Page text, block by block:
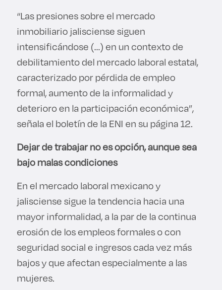
“Las presiones sobre el mercado
inmobiliario jalisciense siguen
intensificándose (...) en un contexto de
debilitamiento del mercado laboral estatal,
caracterizado por pérdida de empleo
formal, aumento de la informalidad y
deterioro en la participación económica”,
señala el boletín de la ENI en su página 12.
Dejar de trabajar no es opción, aunque sea
bajo malas condiciones
En el mercado laboral mexicano y
jalisciense sigue la tendencia hacia una
mayor informalidad, a la par de la continua
erosión de los empleos formales o con
seguridad social e ingresos cada vez más
bajos y que afectan especialmente a las
mujeres.